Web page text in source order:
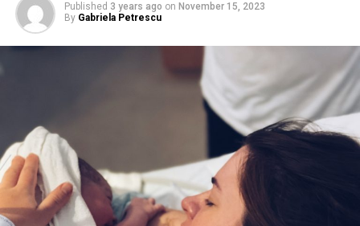
Published 3 years ago on November 15, 2023
By Gabriela Petrescu